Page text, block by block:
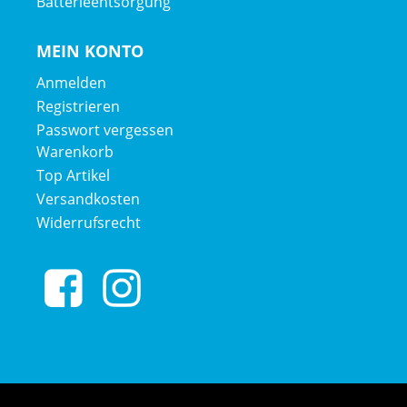
MEIN KONTO
Anmelden
Registrieren
Passwort vergessen
Warenkorb
Top Artikel
Versandkosten
Widerrufsrecht